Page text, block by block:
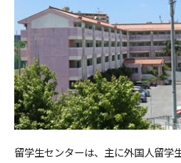
留学生センターは、主に外国人留学